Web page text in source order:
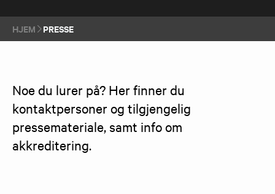
HJEM PRESSE
Noe du lurer på? Her finner du
kontaktpersoner og tilgjengelig
pressemateriale, samt info om
akkreditering.